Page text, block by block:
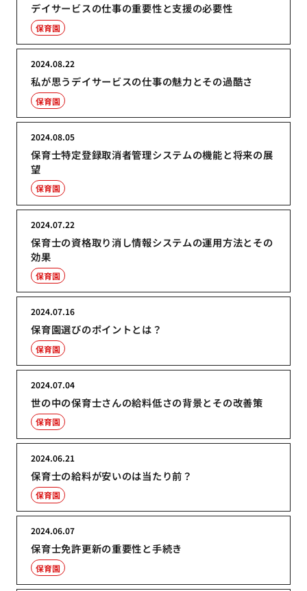
デイサービスの仕事の重要性と支援の必要性
保育園
私が思うデイサービスの仕事の魅力とその過酷さ
2024.08.22
保育園
保育士特定登録取消者管理システムの機能と将来の展
望
2024.08.05
保育園
保育士の資格取り消し情報システムの運用方法とその
効果
2024.07.22
保育園
保育園選びのポイントとは？
2024.07.16
保育園
世の中の保育士さんの給料低さの背景とその改善策
2024.07.04
保育園
保育士の給料が安いのは当たり前？
2024.06.21
保育園
保育士免許更新の重要性と手続き
2024.06.07
保育園